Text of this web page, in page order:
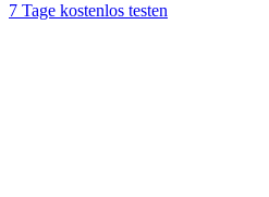
7 Tage kostenlos testen